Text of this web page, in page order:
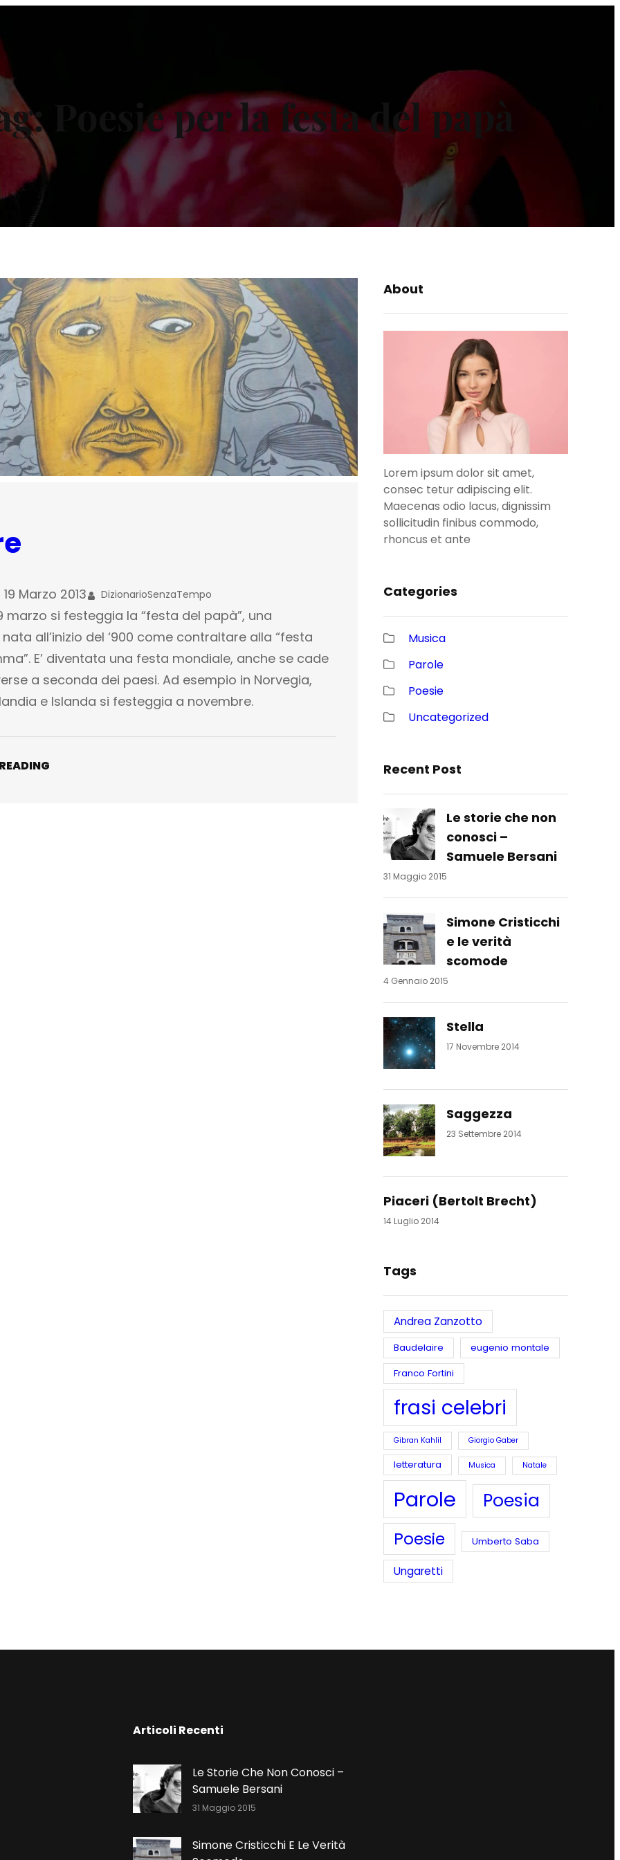
Poesie per la festa del papà
19 Marzo 2013 DizionarioSenzaTempo
marzo si festeggia la “festa del papà”, una
all’inizio del ‘900 come contraltare alla “festa
E’ diventata una festa mondiale, anche se cade
a seconda dei paesi. Ad esempio in Norvegia,
e Islanda si festeggia a novembre.
About
Lorem ipsum dolor sit amet,
consec tetur adipiscing elit.
Maecenas odio lacus, dignissim
sollicitudin finibus commodo,
rhoncus et ante
Categories
Musica
Parole
Poesie
Uncategorized
Recent Post
Le storie che non
conosci –
Samuele Bersani
31 Maggio 2015
Simone Cristicchi
e le verità
scomode
4 Gennaio 2015
Stella
17 Novembre 2014
Saggezza
23 Settembre 2014
Piaceri (Bertolt Brecht)
14 Luglio 2014
Tags
Andrea Zanzotto
Baudelaire
eugenio montale
Franco Fortini
frasi celebri
Gibran Kahlil Giorgio Gaber
letteratura Musica Natale
Parole Poesia
Poesie Umberto Saba
Ungaretti
Articoli Recenti
Le Storie Che Non Conosci –
Samuele Bersani
31 Maggio 2015
Simone Cristicchi E Le Verità